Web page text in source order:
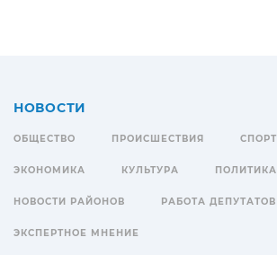
НОВОСТИ
ОБЩЕСТВО ПРОИСШЕСТВИЯ СПОРТ
ЭКОНОМИКА КУЛЬТУРА ПОЛИТИКА
НОВОСТИ РАЙОНОВ РАБОТА ДЕПУТАТОВ
ЭКСПЕРТНОЕ МНЕНИЕ